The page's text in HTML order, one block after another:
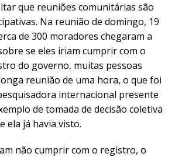
que reuniões comunitárias são
Na reunião de domingo, 19
de 300 moradores chegaram a
se eles iriam cumprir com o
do governo, muitas pessoas
reunião de uma hora, o que foi
internacional presente
de tomada de decisão coletiva
ela já havia visto.
não cumprir com o registro, o